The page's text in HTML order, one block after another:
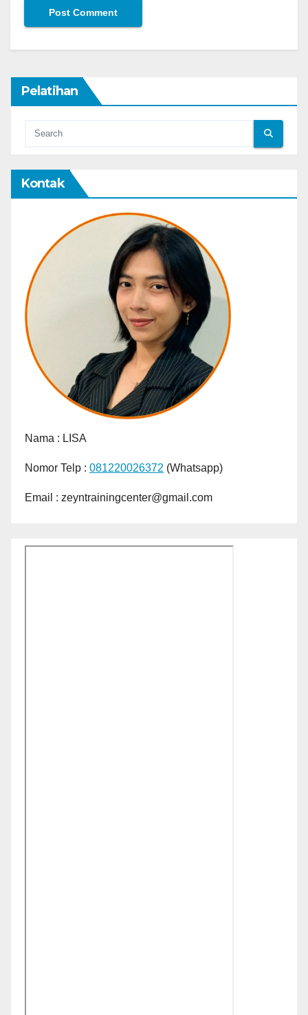
Pelatihan
Kontak
Nama : LISA
Nomor Telp : 081220026372 (Whatsapp)
Email : zeyntrainingcenter@gmail.com